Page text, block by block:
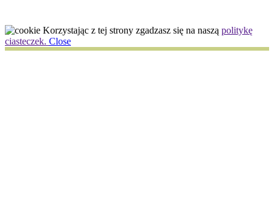
Korzystając z tej strony zgadzasz się na naszą politykę
ciasteczek. Close